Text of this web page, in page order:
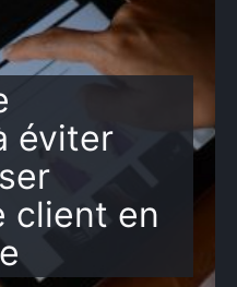
éviter
client en